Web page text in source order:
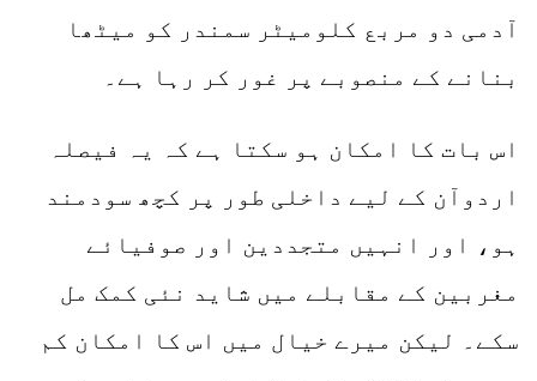
آدمی دو مربع کلومیٹر سمندر کو میٹھا
بنانے کے منصوبے پر غور کر رہا ہے۔
اس بات کا امکان ہو سکتا ہے کہ یہ فیصلہ
اردوآن کے لیے داخلی طور پر کچھ سودمند
ہو، اور انہیں متجددین اور صوفیائے
مغربین کے مقابلے میں شاید نئی کمک مل
سکے۔ لیکن میرے خیال میں اس کا امکان کم